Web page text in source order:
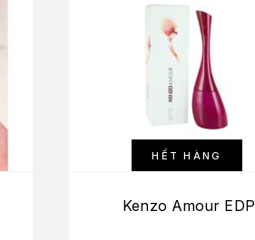
HẾT HÀNG
Kenzo Amour EDP